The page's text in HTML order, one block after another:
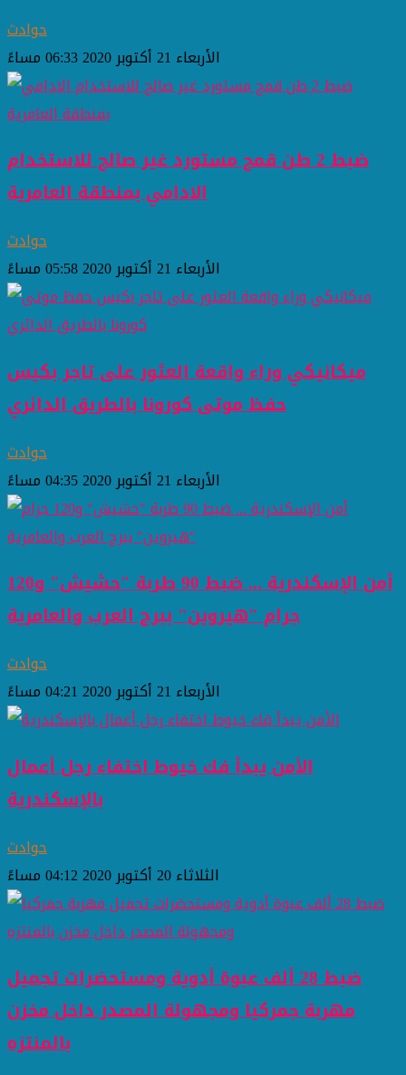
حوادث
الأربعاء 21 أكتوبر 2020 06:33 مساءً
ضبط 2 طن قمح مستورد غير صالح للاستخدام
الادامي بمنطقة العامرية
حوادث
الأربعاء 21 أكتوبر 2020 05:58 مساءً
ميكانيكي وراء واقعة العثور على تاجر بكيس
حفظ موتى كورونا بالطريق الدائري
حوادث
الأربعاء 21 أكتوبر 2020 04:35 مساءً
أمن الإسكندرية ... ضبط 90 طربة "حشيش" و120
جرام "هيروين" ببرج العرب والعامرية
حوادث
الأربعاء 21 أكتوبر 2020 04:21 مساءً
الأمن يبدأ فك خيوط اختفاء رجل أعمال
بالإسكندرية
حوادث
الثلاثاء 20 أكتوبر 2020 04:12 مساءً
ضبط 28 ألف عبوة أدوية ومستحضرات تجميل
مهربة جمركيا ومجهولة المصدر داخل مخزن
بالمنتزه